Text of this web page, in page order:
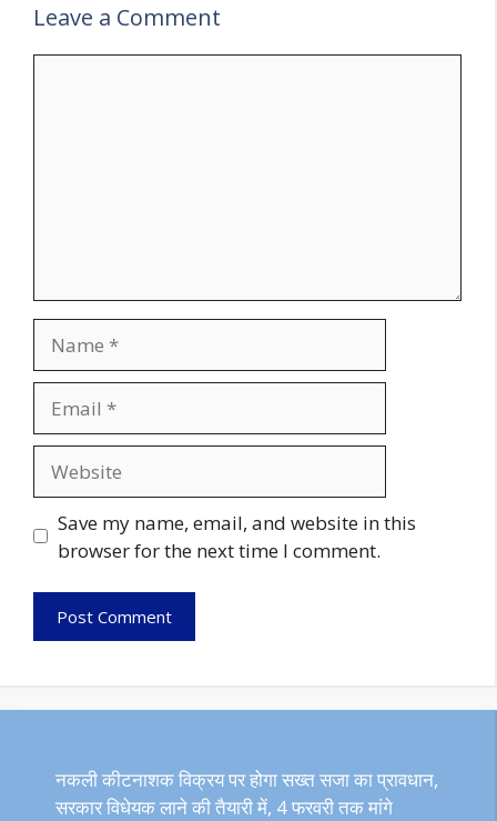
Leave a Comment
Save my name, email, and website in this
browser for the next time I comment.
नकली कीटनाशक विक्रय पर होगा सख्त सजा का प्रावधान,
सरकार विधेयक लाने की तैयारी में, 4 फरवरी तक मांगे